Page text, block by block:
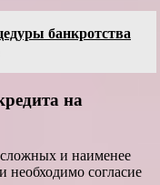
банкротства
на
и наименее
необходимо согласие